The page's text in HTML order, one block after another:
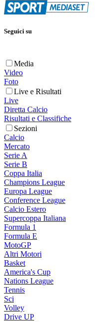
Seguici su
Media
Video
Foto
Live e Risultati
Live
Diretta Calcio
Risultati e Classifiche
Sezioni
Calcio
Mercato
Serie A
Serie B
Coppa Italia
Champions League
Europa League
Conference League
Calcio Estero
Supercoppa Italiana
Formula 1
Formula E
MotoGP
Altri Motori
Basket
America's Cup
Nations League
Tennis
Sci
Volley
Drive UP